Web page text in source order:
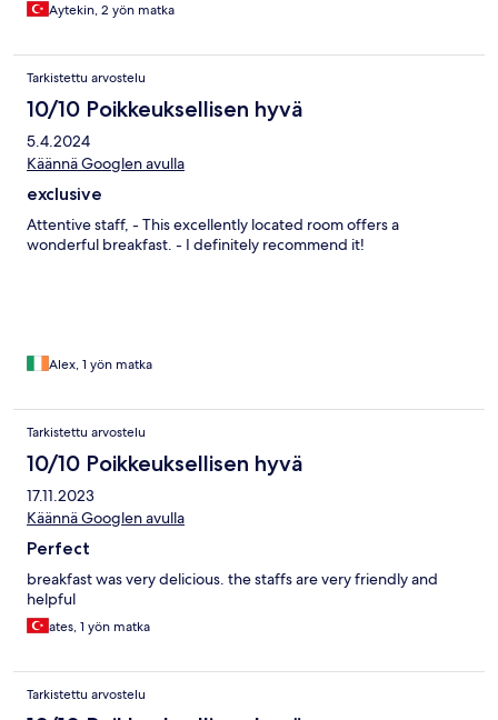
Aytekin, 2 yön matka
Tarkistettu arvostelu
10/10 Poikkeuksellisen hyvä
5.4.2024
Käännä Googlen avulla
exclusive
Attentive staff, - This excellently located room offers a
wonderful breakfast. - I definitely recommend it!
Alex, 1 yön matka
Tarkistettu arvostelu
10/10 Poikkeuksellisen hyvä
17.11.2023
Käännä Googlen avulla
Perfect
breakfast was very delicious. the staffs are very friendly and
helpful
ates, 1 yön matka
Tarkistettu arvostelu